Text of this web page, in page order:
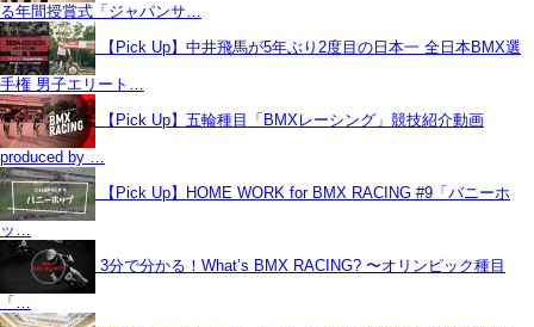
る年間授賞式「ジャパンサ…
【Pick Up】中井飛馬が5年ぶり2度目の日本一 全日本BMX選
手権 男子エリート…
【Pick Up】五輪種目「BMXレーシング」競技紹介動画
produced by …
【Pick Up】HOME WORK for BMX RACING #9「バニーホ
ッ…
3分で分かる！What’s BMX RACING? 〜オリンピック種目
「…